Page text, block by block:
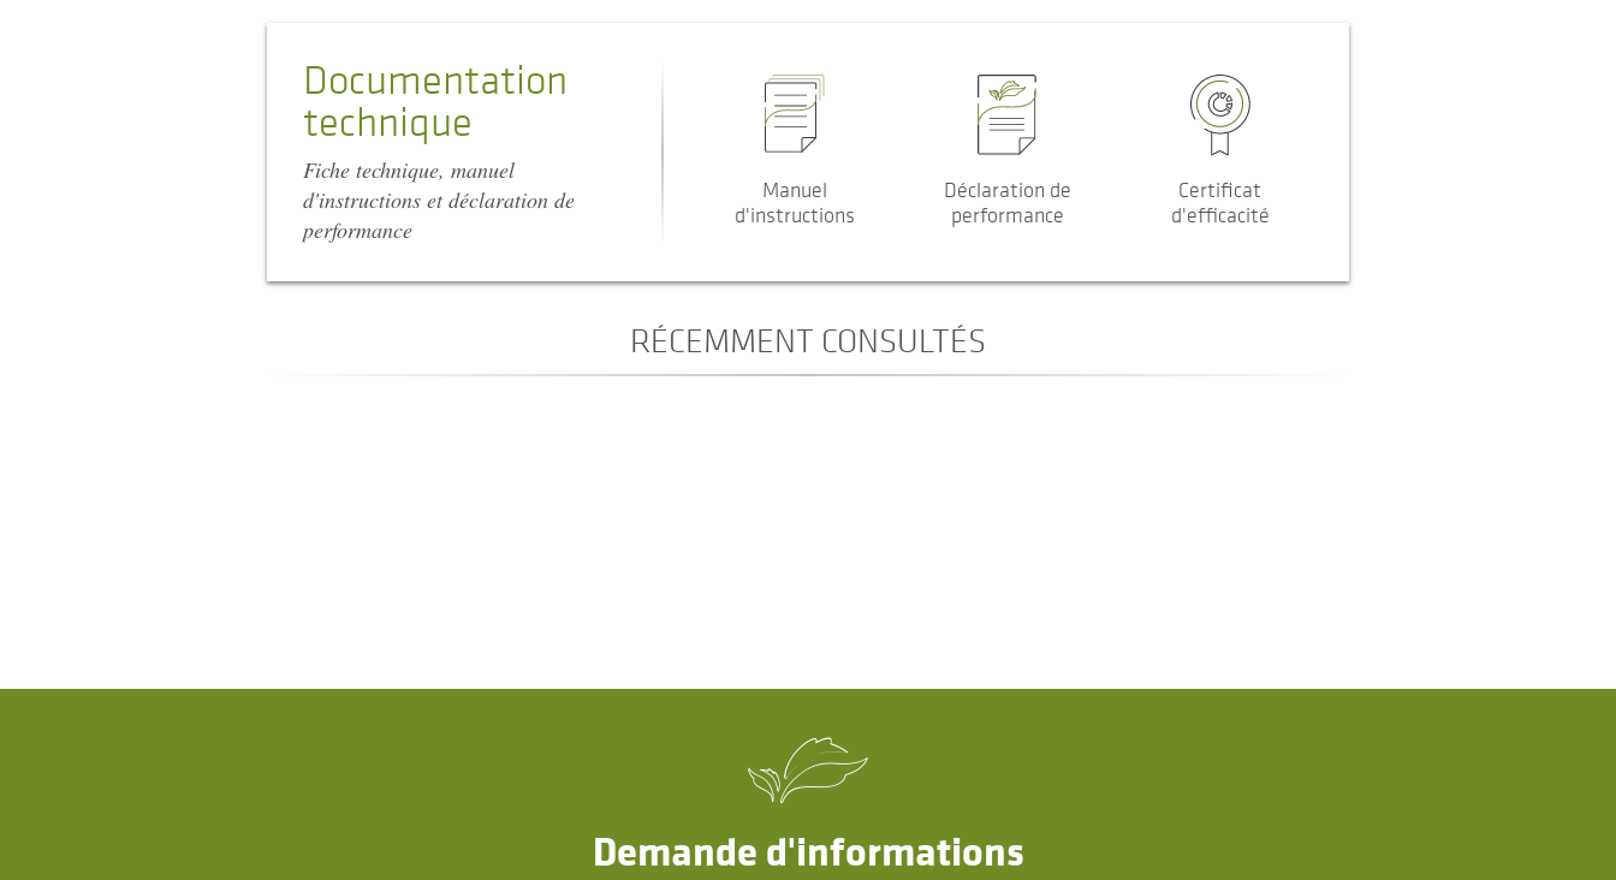
Documentation
technique
Fiche technique, manuel
d'instructions et déclaration de
performance
Manuel
d'instructions
Déclaration de
performance
Certificat
d'efficacité
RÉCEMMENT CONSULTÉS
Demande d'informations